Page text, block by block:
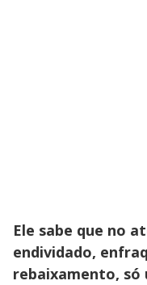
Ele sabe que no
endividado,
rebaixamento,